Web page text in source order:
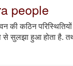
people
की कठिन
से सुलझा हुआ होता है.